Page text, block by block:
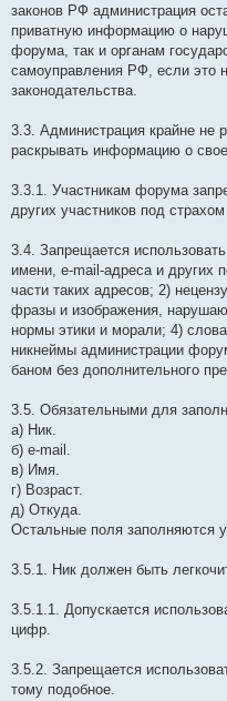
законов РФ администрация
приватную информацию о
форума, так и органам
самоуправления РФ, если это
законодательства.
3.3. Администрация крайне не
раскрывать информацию о
3.3.1. Участникам форума
других участников под
3.4. Запрещается
имени, e-mail-адреса и других
части таких адресов; 2)
фразы и изображения,
нормы этики и морали; 4)
никнеймы администрации
баном без дополнительного
3.5. Обязательными для
а) Ник.
б) e-mail.
в) Имя.
г) Возраст.
д) Откуда.
Остальные поля заполняются
3.5.1. Ник должен быть
3.5.1.1. Допускается
цифр.
3.5.2. Запрещается
тому подобное.